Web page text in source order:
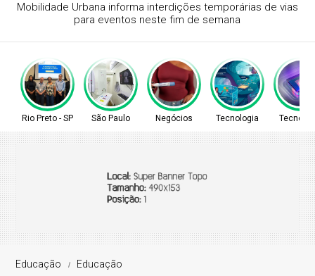
Mobilidade Urbana informa interdições temporárias de vias
para eventos neste fim de semana
Rio Preto - SP São Paulo Negócios Tecnologia
Educação Educação